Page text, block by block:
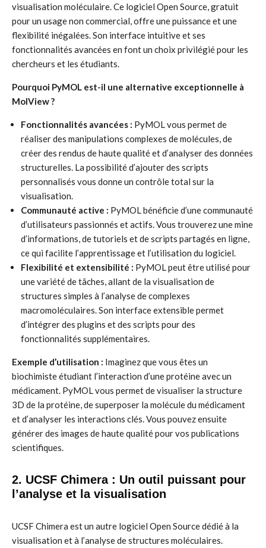
visualisation moléculaire. Ce logiciel Open Source, gratuit
pour un usage non commercial, offre une puissance et une
flexibilité inégalées. Son interface intuitive et ses
fonctionnalités avancées en font un choix privilégié pour les
chercheurs et les étudiants.
Pourquoi PyMOL est-il une alternative exceptionnelle à
MolView ?
Fonctionnalités avancées : PyMOL vous permet de
réaliser des manipulations complexes de molécules, de
créer des rendus de haute qualité et d’analyser des données
structurelles. La possibilité d’ajouter des scripts
personnalisés vous donne un contrôle total sur la
visualisation.
Communauté active : PyMOL bénéficie d’une communauté
d’utilisateurs passionnés et actifs. Vous trouverez une mine
d’informations, de tutoriels et de scripts partagés en ligne,
ce qui facilite l’apprentissage et l’utilisation du logiciel.
Flexibilité et extensibilité : PyMOL peut être utilisé pour
une variété de tâches, allant de la visualisation de
structures simples à l’analyse de complexes
macromoléculaires. Son interface extensible permet
d’intégrer des plugins et des scripts pour des
fonctionnalités supplémentaires.
Exemple d’utilisation : Imaginez que vous êtes un
biochimiste étudiant l’interaction d’une protéine avec un
médicament. PyMOL vous permet de visualiser la structure
3D de la protéine, de superposer la molécule du médicament
et d’analyser les interactions clés. Vous pouvez ensuite
générer des images de haute qualité pour vos publications
scientifiques.
2. UCSF Chimera : Un outil puissant pour
l’analyse et la visualisation
UCSF Chimera est un autre logiciel Open Source dédié à la
visualisation et à l’analyse de structures moléculaires.